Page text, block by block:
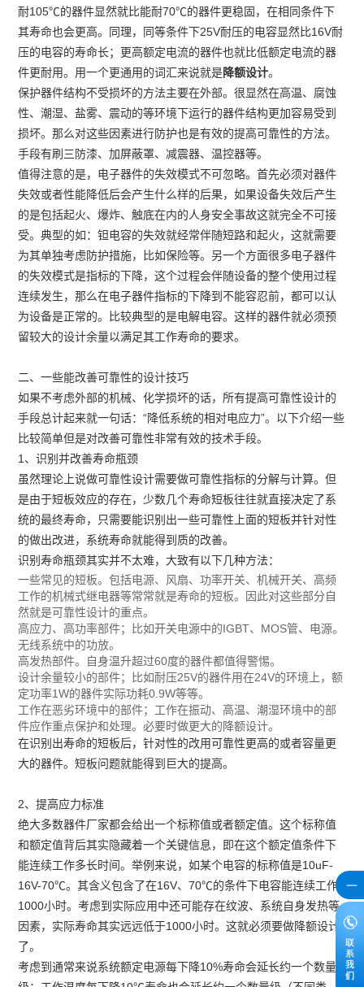
耐105℃的器件显然就比能耐70℃的器件更稳固，在相同条件下
其寿命也会更高。同理，同等条件下25V耐压的电容显然比16V耐
压的电容的寿命长；更高额定电流的器件也就比低额定电流的器
件更耐用。用一个更通用的词汇来说就是降额设计。
保护器件结构不受损坏的方法主要在外部。很显然在高温、腐蚀
性、潮湿、盐雾、震动的等环境下运行的器件结构更加容易受到
损坏。那么对这些因素进行防护也是有效的提高可靠性的方法。
手段有刷三防漆、加屏蔽罩、减震器、温控器等。
值得注意的是，电子器件的失效模式不可忽略。首先必须对器件
失效或者性能降低后会产生什么样的后果，如果设备失效后产生
的是包括起火、爆炸、触底在内的人身安全事故这就完全不可接
受。典型的如：钽电容的失效就经常伴随短路和起火，这就需要
为其单独考虑防护措施，比如保险等。另一个方面很多电子器件
的失效模式是指标的下降，这个过程会伴随设备的整个使用过程
连续发生，那么在电子器件指标的下降到不能容忍前，都可以认
为设备是正常的。比较典型的是电解电容。这样的器件就必须预
留较大的设计余量以满足其工作寿命的要求。
二、一些能改善可靠性的设计技巧
如果不考虑外部的机械、化学损坏的话，所有提高可靠性设计的
手段总计起来就一句话：“降低系统的相对电应力”。以下介绍一些
比较简单但是对改善可靠性非常有效的技术手段。
1、识别并改善寿命瓶颈
虽然理论上说做可靠性设计需要做可靠性指标的分解与计算。但
是由于短板效应的存在，少数几个寿命短板往往就直接决定了系
统的最终寿命，只需要能识别出一些可靠性上面的短板并针对性
的做出改进，系统寿命就能得到质的改善。
识别寿命瓶颈其实并不太难，大致有以下几种方法：
一些常见的短板。包括电源、风扇、功率开关、机械开关、高频
工作的机械式继电器等常常就是寿命的短板。因此对这些部分自
然就是可靠性设计的重点。
高应力、高功率部件；比如开关电源中的IGBT、MOS管、电源。
无线系统中的功放。
高发热部件。自身温升超过60度的器件都值得警惕。
设计余量较小的部件；比如耐压25V的器件用在24V的环境上，额
定功率1W的器件实际功耗0.9W等等。
工作在恶劣环境中的部件；工作在振动、高温、潮湿环境中的部
件应作重点保护和处理。必要时做更大的降额设计。
在识别出寿命的短板后，针对性的改用可靠性更高的或者容量更
大的器件。短板问题就能得到巨大的提高。
2、提高应力标准
绝大多数器件厂家都会给出一个标称值或者额定值。这个标称值
和额定值背后其实隐藏着一个关键信息，即在这个额定值条件下
能连续工作多长时间。举例来说，如某个电容的标称值是10uF-
16V-70℃。其含义包含了在16V、70℃的条件下电容能连续工作
1000小时。考虑到实际应用中还可能存在纹波、系统自身发热等
因素，实际寿命其实远远低于1000小时。这就必须要做降额设计
了。
考虑到通常来说系统额定电源每下降10%寿命会延长约一个数量